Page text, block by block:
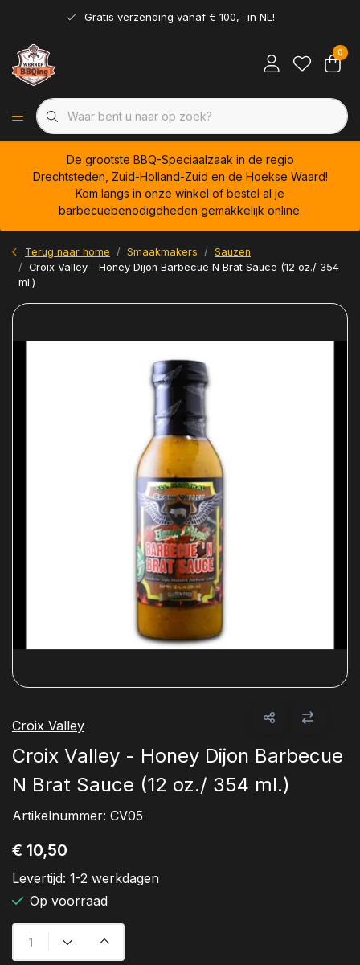
Gratis verzending vanaf € 100,- in NL!
0
De grootste BBQ-Speciaalzaak in de regio
Drechtsteden, Zuid-Holland-Zuid en de Hoekse Waard!
Kom langs in onze winkel of bestel al je
barbecuebenodigdheden gemakkelijk online.
Terug naar home Smaakmakers
Sauzen
Croix Valley - Honey Dijon Barbecue N Brat Sauce (12 oz./ 354
ml.)
Croix Valley
Croix Valley - Honey Dijon Barbecue
N Brat Sauce (12 oz./ 354 ml.)
Artikelnummer: CV05
€ 10,50
Levertijd: 1-2 werkdagen
Op voorraad